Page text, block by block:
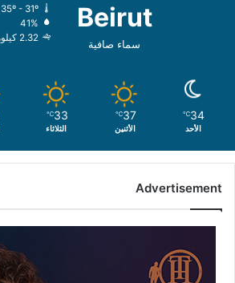
Beirut
سماء صافية
35º - 31º
41%
2.32 كيلومتر/ساعة
34
℃
الأحد
37
℃
الأثنين
33
℃
الثلاثاء
Advertisement